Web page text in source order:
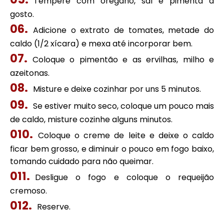
gosto.
Adicione o extrato de tomates, metade do
caldo (1/2 xícara) e mexa até incorporar bem.
Coloque o pimentão e as ervilhas, milho e
azeitonas.
Misture e deixe cozinhar por uns 5 minutos.
Se estiver muito seco, coloque um pouco mais
de caldo, misture cozinhe alguns minutos.
Coloque o creme de leite e deixe o caldo
ficar bem grosso, e diminuir o pouco em fogo baixo,
tomando cuidado para não queimar.
Desligue o fogo e coloque o requeijão
cremoso.
Reserve.